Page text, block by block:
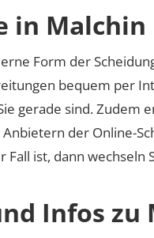
in Malchin
Form der
bequem per
gerade sind.
der Online-
ist, dann wechseln
Infos zu